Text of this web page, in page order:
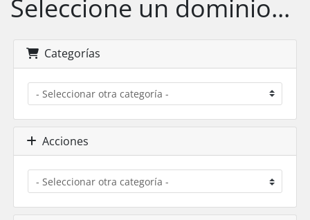
Seleccione un dominio...
Categorías
Acciones